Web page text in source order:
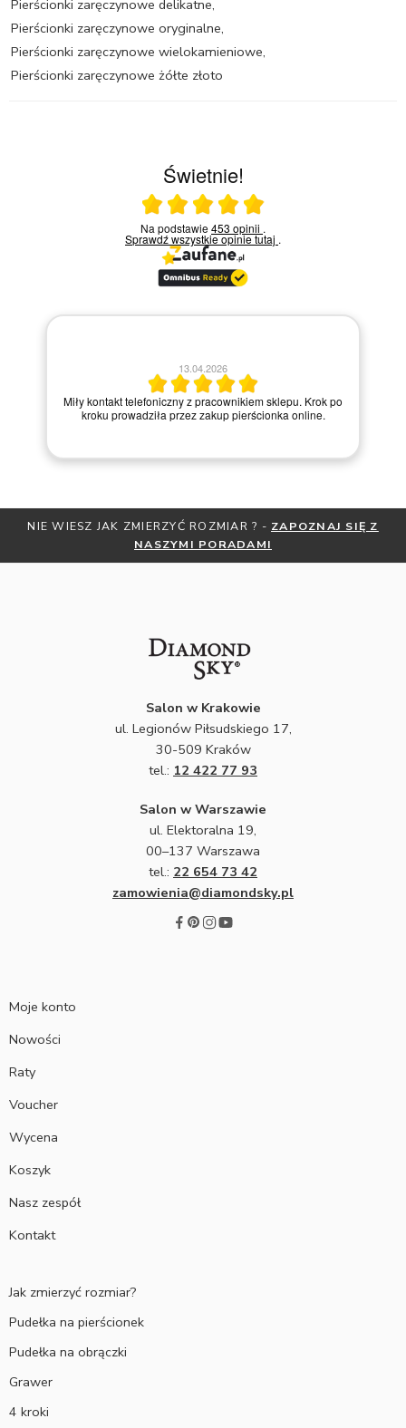
Pierścionki zaręczynowe delikatne,
Pierścionki zaręczynowe oryginalne,
Pierścionki zaręczynowe wielokamieniowe,
Pierścionki zaręczynowe żółte złoto
Świetnie!
Ocena średnia 5 na 5
Na podstawie453 opinii .
Sprawdź wszystkie opinietutaj .
Krok po
30.03.2026
Bardzo dobry kontakt.!!!
NIE WIESZ JAK ZMIERZYĆ ROZMIAR ? - ZAPOZNAJ SIĘ Z
NASZYMI PORADAMI
Salon w Krakowie
ul. Legionów Piłsudskiego 17,
30-509 Kraków
tel.: 12 422 77 93
Salon w Warszawie
ul. Elektoralna 19,
00–137 Warszawa
tel.: 22 654 73 42
zamowienia@diamondsky.pl
Moje konto
Nowości
Raty
Voucher
Wycena
Koszyk
Nasz zespół
Kontakt
Jak zmierzyć rozmiar?
Pudełka na pierścionek
Pudełka na obrączki
Grawer
4 kroki